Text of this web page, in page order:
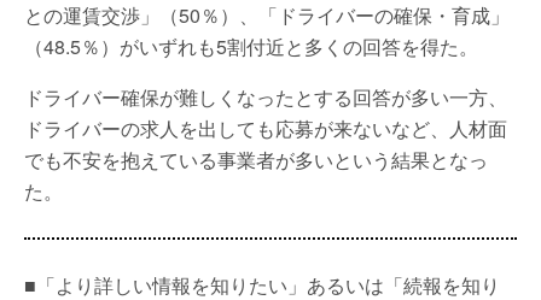
との運賃交渉」（50％）、「ドライバーの確保・育成」
（48.5％）がいずれも5割付近と多くの回答を得た。
ドライバー確保が難しくなったとする回答が多い一方、
ドライバーの求人を出しても応募が来ないなど、人材面
でも不安を抱えている事業者が多いという結果となっ
た。
■「より詳しい情報を知りたい」あるいは「続報を知り